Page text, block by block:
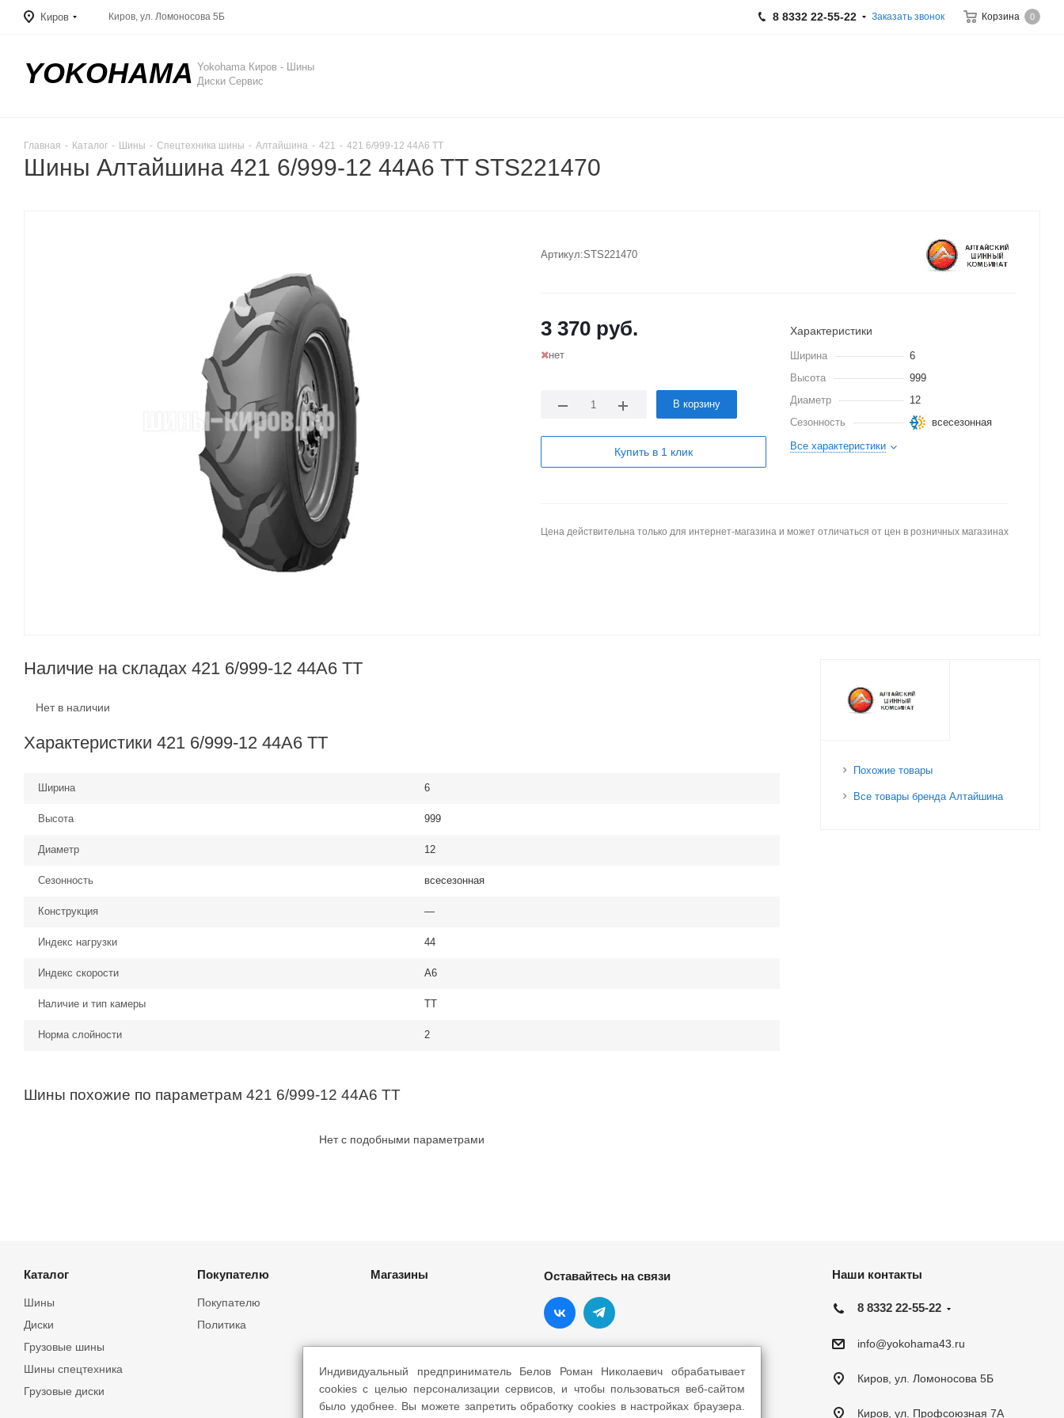
Киров Корзина 0
Киров, ул. Ломоносова 5Б 8 8332 22-55-22 Заказать звонок
YOKOHAMA Yokohama Киров - Шины
Диски Сервис
Главная - Каталог - Шины - Спецтехника шины - Алтайшина - 421 - 421 6/999-12 44A6 TT
Шины Алтайшина 421 6/999-12 44A6 TT STS221470
Артикул:STS221470
3 370 руб.
нет
В корзину
Купить в 1 клик
Характеристики
Ширина
6
Высота
999
Диаметр
12
Сезонность
всесезонная
Все характеристики
Цена действительна только для интернет-магазина и может отличаться от цен в розничных магазинах
Наличие на складах 421 6/999-12 44A6 TT
Нет в наличии
Характеристики 421 6/999-12 44A6 TT
Ширина 6
Высота 999
Диаметр 12
Сезонность всесезонная
Конструкция —
Индекс нагрузки 44
Индекс скорости A6
Наличие и тип камеры TT
Норма слойности 2
Шины похожие по параметрам 421 6/999-12 44A6 TT
Нет с подобными параметрами
Похожие товары
Все товары бренда Алтайшина
Каталог
Шины
Грузовые шины
Шины спецтехника
Диски
Грузовые диски
Покупателю
Покупателю
Политика
Магазины Оставайтесь на связи Наши контакты
8 8332 22-55-22
info@yokohama43.ru
Киров, ул. Ломоносова 5Б
Киров, ул. Профсоюзная 7А
Индивидуальный предприниматель Белов Роман Николаевич обрабатывает
cookies с целью персонализации сервисов, и чтобы пользоваться веб-сайтом
было удобнее. Вы можете запретить обработку cookies в настройках браузера.